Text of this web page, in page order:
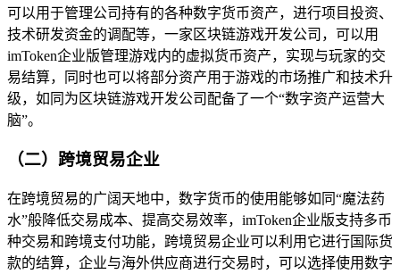
可以用于管理公司持有的各种数字货币资产，进行项目投资、
技术研发资金的调配等，一家区块链游戏开发公司，可以用
imToken企业版管理游戏内的虚拟货币资产，实现与玩家的交
易结算，同时也可以将部分资产用于游戏的市场推广和技术升
级，如同为区块链游戏开发公司配备了一个“数字资产运营大
脑”。
（二）跨境贸易企业
在跨境贸易的广阔天地中，数字货币的使用能够如同“魔法药
水”般降低交易成本、提高交易效率，imToken企业版支持多币
种交易和跨境支付功能，跨境贸易企业可以利用它进行国际货
款的结算，企业与海外供应商进行交易时，可以选择使用数字